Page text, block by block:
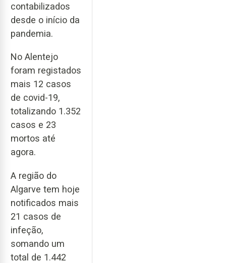
contabilizados
desde o início da
pandemia.
No Alentejo
foram registados
mais 12 casos
de covid-19,
totalizando 1.352
casos e 23
mortos até
agora.
A região do
Algarve tem hoje
notificados mais
21 casos de
infeção,
somando um
total de 1.442